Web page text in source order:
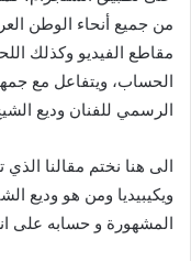
من جميع أنحاء الوطن
مقاطع الفيديو وكذلك
الحساب، ويتفاعل مع
الرسمي للفنان وديع
الى هنا نختم مقالنا
ويكيبيديا ومن هو وديع
المشهورة و حسابه على